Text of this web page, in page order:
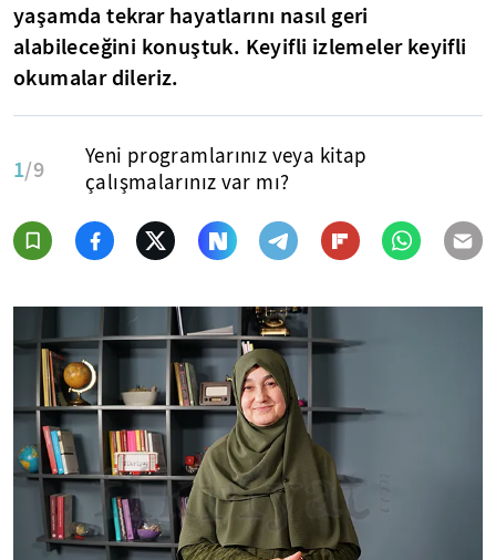
yaşamda tekrar hayatlarını nasıl geri
alabileceğini konuştuk. Keyifli izlemeler keyifli
okumalar dileriz.
1/9
Yeni programlarınız veya kitap
çalışmalarınız var mı?